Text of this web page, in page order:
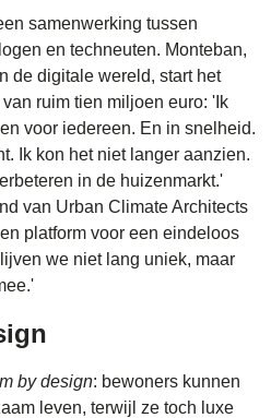
samenwerking tussen
en techneuten. Monteban,
de digitale wereld, start het
ruim tien miljoen euro: 'Ik
voor iedereen. En in snelheid.
Ik kon het niet langer aanzien.
in de huizenmarkt.'
van Urban Climate Architects
platform voor een eindeloos
we niet lang uniek, maar
by design: bewoners kunnen
leven, terwijl ze toch luxe